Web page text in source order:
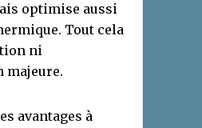
optimise aussi
Tout cela
ni
majeure.
avantages à